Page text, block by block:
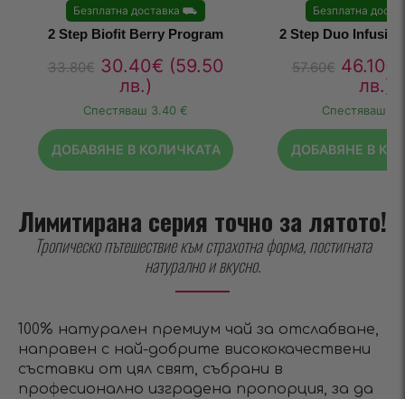
Безплатна доставка ⛟
2 Step Biofit Berry Program
33.80€ 30.40€ (59.50
лв.)
Спестяваш 3.40 €
ДОБАВЯНЕ В КОЛИЧКАТА
Безплатна
2 Step Duo
57.60€ 46.10€
лв.)
Спестяваш
ДОБАВЯНЕ В
Лимитирана серия точно за лятото!
Тропическо пътешествие към страхотна форма, постигната
натурално и вкусно.
100% натурален премиум чай за отслабване,
направен с най-добрите висококачествени
съставки от цял свят, събрани в
професионално изградена пропорция, за да